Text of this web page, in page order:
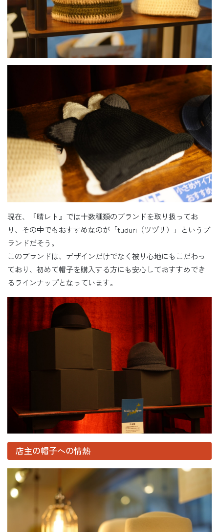
現在、『晴レト』では十数種類のブランドを取り扱ってお
り、その中でもおすすめなのが「tuduri（ツヅリ）」というブ
ランドだそう。
このブランドは、デザインだけでなく被り心地にもこだわっ
ており、初めて帽子を購入する方にも安心しておすすめでき
るラインナップとなっています。
店主の帽子への情熱